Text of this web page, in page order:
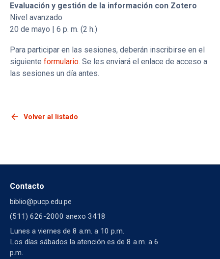
Evaluación y gestión de la información con Zotero
Nivel avanzado
20 de mayo | 6 p. m. (2 h.)
Para participar en las sesiones, deberán inscribirse en el
siguiente formulario. Se les enviará el enlace de acceso a
las sesiones un día antes.
arrow_back Volver al listado
Contacto
biblio@pucp.edu.pe
(511) 626-2000 anexo 3418
Lunes a viernes de 8 a.m. a 10 p.m.
Los días sábados la atención es de 8 a.m. a 6
p.m.